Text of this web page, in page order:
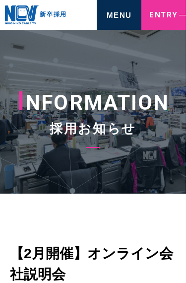
新卒採用 MENU ENTRY
INFORMATION
採用お知らせ
【2月開催】オンライン会
社説明会